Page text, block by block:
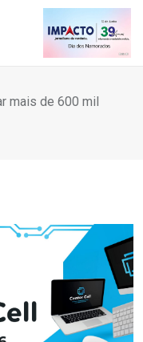
mais de 600 mil